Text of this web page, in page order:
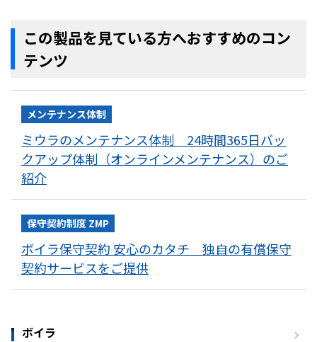
この製品を見ている方へおすすめのコン
テンツ
メンテナンス体制
ミウラのメンテナンス体制 24時間365日バッ
クアップ体制（オンラインメンテナンス）のご
紹介
保守契約制度 ZMP
ボイラ保守契約 安心のカタチ 独自の有償保守
契約サービスをご提供
ボイラ